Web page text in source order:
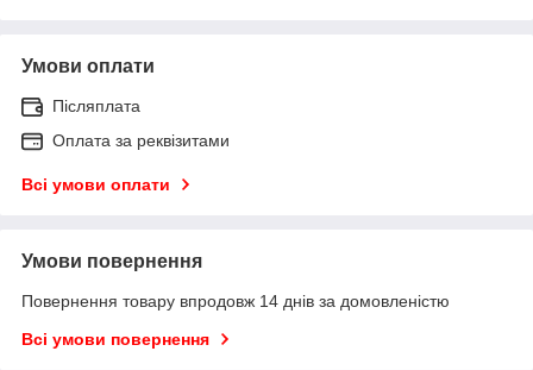
Умови оплати
Післяплата
Оплата за реквізитами
Всі умови оплати
Умови повернення
Повернення товару впродовж 14 днів за домовленістю
Всі умови повернення